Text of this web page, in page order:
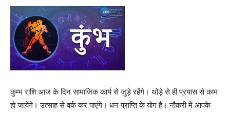
कुम्भ राशि आज के दिन सामाजिक कार्य से जुड़े रहेंगे। थोड़े से ही प्रयास से काम
हो जायेंगे। उत्साह से वर्क कर पाएंगे। धन प्राप्ति के योग हैं। नौकरी में आपके